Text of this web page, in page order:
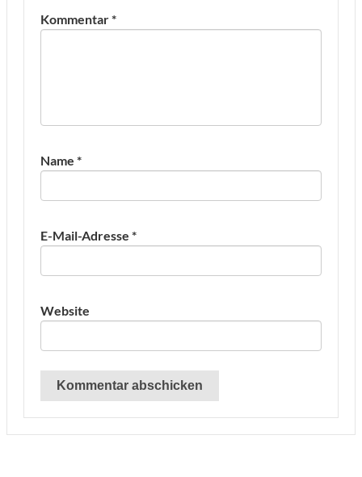
Kommentar*
Name *
E-Mail-Adresse *
Website